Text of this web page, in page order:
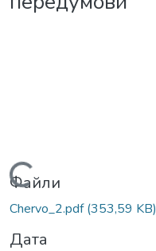
Вантажиться...
Файли
Chervo_2.pdf(353,59 KB)
Дата